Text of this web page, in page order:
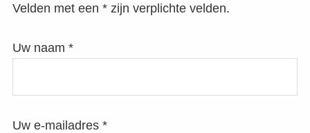
Velden met een * zijn verplichte velden.
Uw naam *
Uw e-mailadres *